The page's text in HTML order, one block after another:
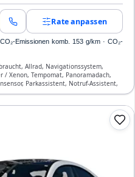
Rate anpassen
Emissionen komb. 153 g/km · CO₂-
Allrad, Navigationssystem,
/ Xenon, Tempomat, Panoramadach,
Parkassistent, Notruf-Assistent,
Freisprecheinrichtung,